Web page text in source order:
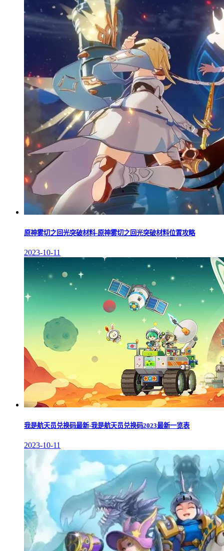
原神雾切之回光突破材料-原神雾切之回光突破材料位置攻略
2023-10-11
我是航天员兑换码最新-我是航天员兑换码2023最新一览表
2023-10-11